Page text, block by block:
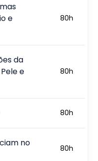
e
80h
da
e
80h
80h
no
80h